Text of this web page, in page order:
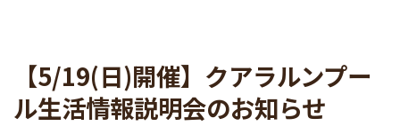
【5/19(日)開催】クアラルンプー
ル生活情報説明会のお知らせ